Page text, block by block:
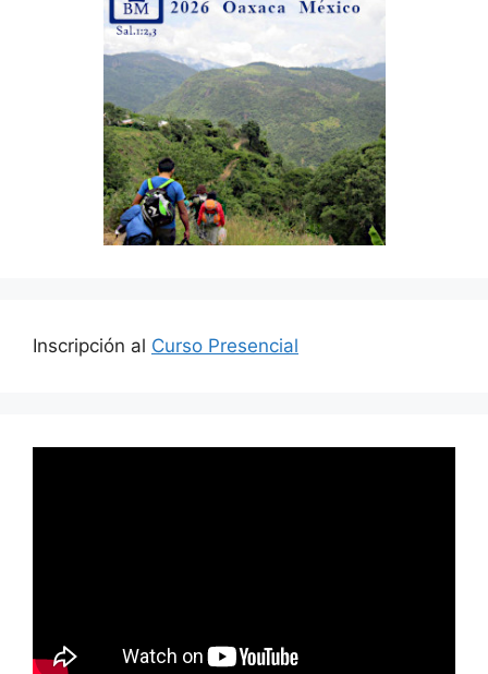
Inscripción al Curso Presencial